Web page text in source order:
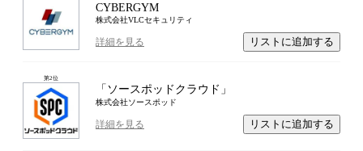
CYBERGYM
株式会社VLCセキュリティ
詳細を見る リストに追加する
第2位
「ソースポッドクラウド」
株式会社ソースポッド
詳細を見る リストに追加する